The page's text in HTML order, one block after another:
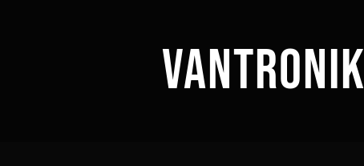
VANTRONIK